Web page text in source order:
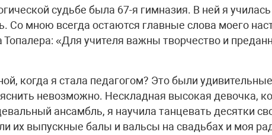
судьбе была 67-я гимназия. В ней я училась
Со мною всегда остаются главные слова моего
«Для учителя важны творчество и
когда я стала педагогом? Это были
невозможно. Нескладная высокая девочка,
ансамбль, я научила танцевать десятки
их выпускные балы и вальсы на свадьбах и моя